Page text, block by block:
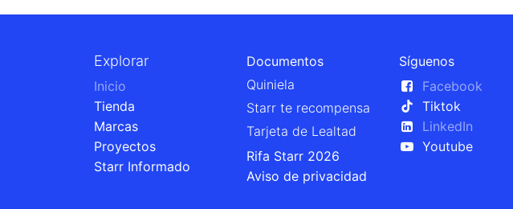
Explorar
Inicio
Tienda
Marcas
Proyectos
Starr Informado
Documentos
Quiniela
Starr te recompensa
Tarjeta de Lealtad
Rifa Starr 2026
Aviso de privacidad
Síguenos
Facebook
Tiktok
LinkedIn
Youtube